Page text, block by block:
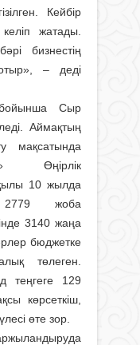
Кейбір
жатады.
бизнестің
– деді
Сыр
Аймақтың
мақсатында
Өңірлік
10 жылда
жоба
3140 жаңа
бюджетке
төлеген.
теңгеге 129
көрсеткіш,
өте зор.